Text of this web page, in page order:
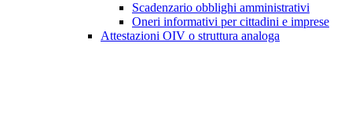
Scadenzario obblighi amministrativi
Oneri informativi per cittadini e imprese
Attestazioni OIV o struttura analoga